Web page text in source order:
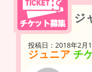
ジ
投稿日：2018年2月
ジュニア チ